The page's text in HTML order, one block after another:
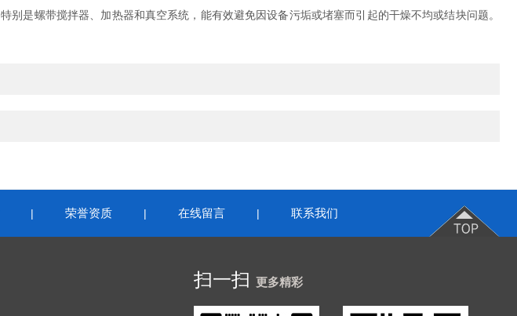
螺带搅拌器、加热器和真空系统，能有效避免因设备污垢或堵塞而引起的干燥不均或结块问题。
| 荣誉资质 | 在线留言 | 联系我们
扫一扫 更多精彩